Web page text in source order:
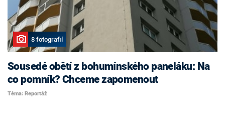
8 fotografií
Sousedé obětí z bohumínského paneláku: Na
co pomník? Chceme zapomenout
Téma: Reportáž